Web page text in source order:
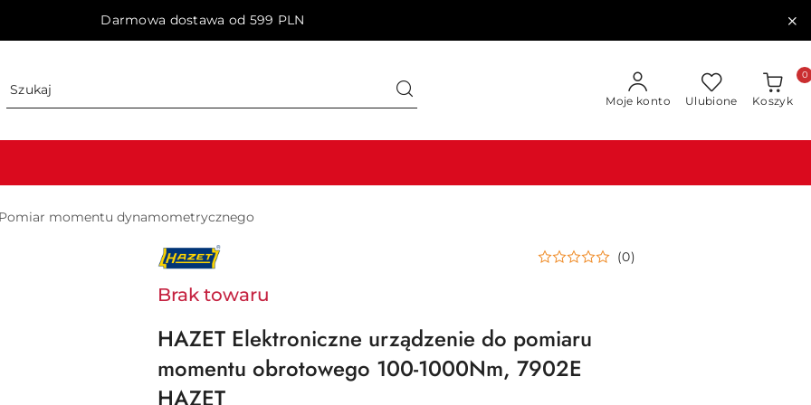
Darmowa dostawa od 599 PLN
Moje konto Ulubione Koszyk
0
Pomiar momentu dynamometrycznego
NAZWA
PRODUCENTA: (0)
Brak towaru
HAZET Elektroniczne urządzenie do pomiaru
momentu obrotowego 100-1000Nm, 7902E
HAZET